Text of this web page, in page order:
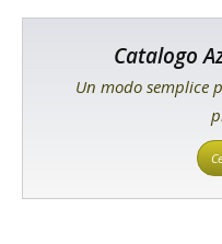
Catalogo
Un modo semplice